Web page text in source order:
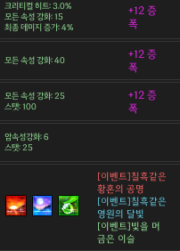
크리티컬 히트: 3.0%
모든 속성 강화: 15
최종 데미지 증가: 4%
+12 증
폭
모든 속성 강화: 40
+12 증
폭
모든 속성 강화: 25
스탯: 100
+12 증
폭
암속성강화: 6
스탯: 25
[이벤트]칠흑같은
황혼의 공명
[이벤트]칠흑같은
영원의 달빛
[이벤트]빛을 머
금은 이슬